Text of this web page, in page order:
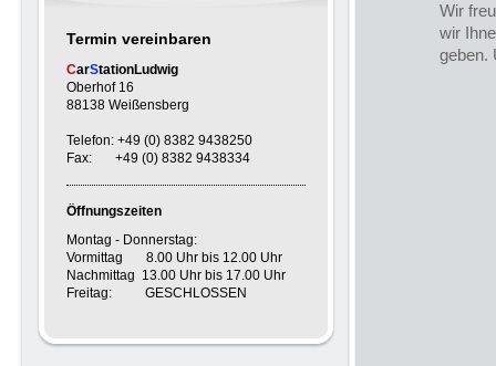
Wir
wir
geben.
Termin vereinbaren
CarStationLudwig
Oberhof 16
88138 Weißensberg
Telefon: +49 (0) 8382 9438250
Fax: +49 (0) 8382 9438334
Öffnungszeiten
Montag - Donnerstag:
Vormittag 8.00 Uhr bis 12.00 Uhr
Nachmittag 13.00 Uhr bis 17.00 Uhr
Freitag: GESCHLOSSEN